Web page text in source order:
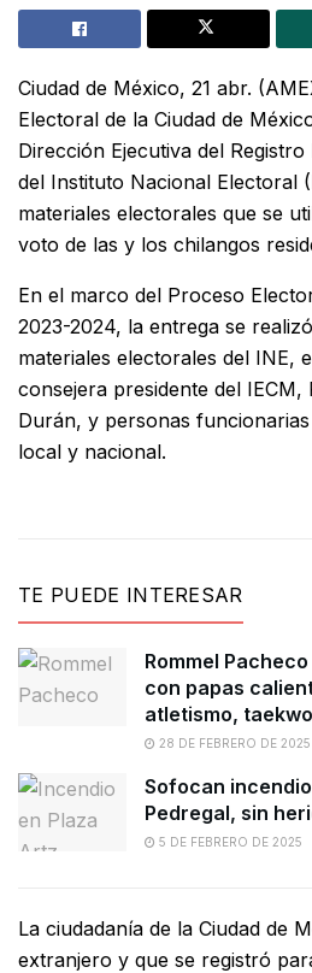
Ciudad de México, 21 abr.
Electoral de la Ciudad de
Dirección Ejecutiva del
del Instituto Nacional Electoral
materiales electorales que se
voto de las y los chilangos
En el marco del Proceso
2023-2024, la entrega se
materiales electorales del INE,
consejera presidente del IECM,
Durán, y personas
local y nacional.
TE PUEDE INTERESAR
Rommel
con papas
atletismo,
28 DE FEBRERO DE 2025
Sofocan
Pedregal, sin
5 DE FEBRERO DE 2025
La ciudadanía de la Ciudad de
extranjero y que se registró